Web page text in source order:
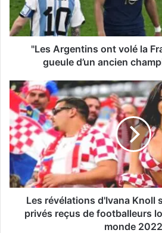
"Les Argentins ont volé la
gueule d’un ancien
Les révélations d'Ivana Knoll
privés reçus de footballeurs
monde 2022